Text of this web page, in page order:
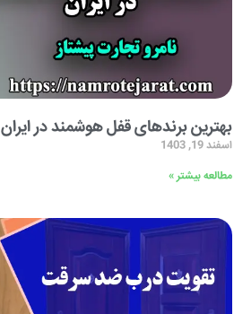
بهترین برندهای قفل هوشمند در ایران
اسفند 19, 1403
مطالعه بیشتر »